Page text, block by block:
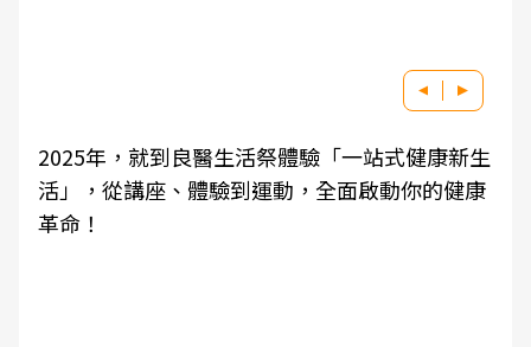
2025年，就到良醫生活祭體驗「一站式健康新生
活」，從講座、體驗到運動，全面啟動你的健康
革命！